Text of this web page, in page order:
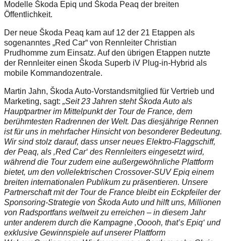
Modelle Škoda Epiq und Škoda Peaq der breiten
Öffentlichkeit.
Der neue Škoda Peaq kam auf 12 der 21 Etappen als
sogenanntes „Red Car“ von Rennleiter Christian
Prudhomme zum Einsatz. Auf den übrigen Etappen nutzte
der Rennleiter einen Škoda Superb iV Plug-in-Hybrid als
mobile Kommandozentrale.
Martin Jahn, Škoda Auto-Vorstandsmitglied für Vertrieb und
Marketing, sagt: „Seit 23 Jahren steht Škoda Auto als
Hauptpartner im Mittelpunkt der Tour de France, dem
berühmtesten Radrennen der Welt. Das diesjährige Rennen
ist für uns in mehrfacher Hinsicht von besonderer Bedeutung.
Wir sind stolz darauf, dass unser neues Elektro-Flaggschiff,
der Peaq, als ‚Red Car‘ des Rennleiters eingesetzt wird,
während die Tour zudem eine außergewöhnliche Plattform
bietet, um den vollelektrischen Crossover-SUV Epiq einem
breiten internationalen Publikum zu präsentieren. Unsere
Partnerschaft mit der Tour de France bleibt ein Eckpfeiler der
Sponsoring-Strategie von Škoda Auto und hilft uns, Millionen
von Radsportfans weltweit zu erreichen – in diesem Jahr
unter anderem durch die Kampagne ‚Ooooh, that’s Epiq‘ und
exklusive Gewinnspiele auf unserer Plattform